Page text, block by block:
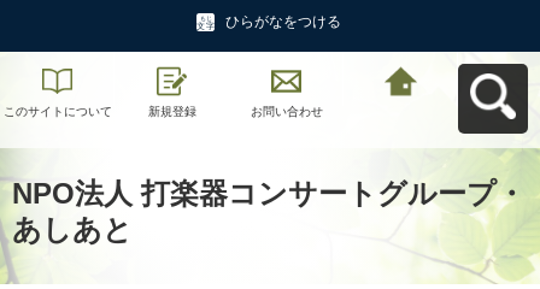
ひらがなをつける
このサイトについて 新規登録 お問い合わせ
NPO法人 打楽器コンサートグループ・
あしあと